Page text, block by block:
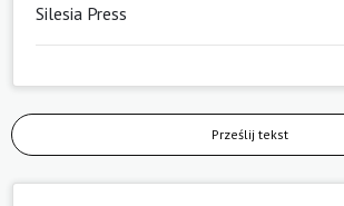
Silesia Press
Prześlij tekst